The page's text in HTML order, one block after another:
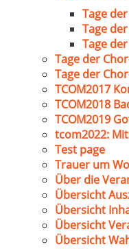
Tage
Tage
Tage
Tage der
Tage der
TCOM2017
TCOM2018
TCOM2019
tcom2022:
Test page
Trauer um
Über die
Übersicht
Übersicht
Übersicht
Übersicht